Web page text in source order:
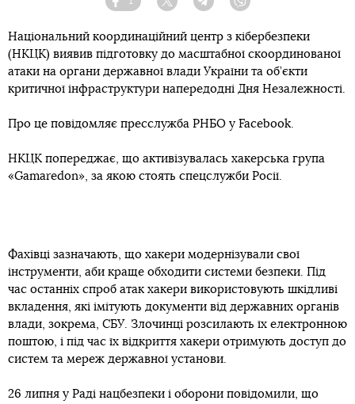
Facebook Twitter TelegramViber
Національний координаційний центр з кібербезпеки
(НКЦК) виявив підготовку до масштабної скоординованої
атаки на органи державної влади України та об’єкти
критичної інфраструктури напередодні Дня Незалежності.
Про це повідомляє пресслужба РНБО у Facebook.
НКЦК попереджає, що активізувалась хакерська група
«Gamaredon», за якою стоять спецслужби Росії.
Фахівці зазначають, що хакери модернізували свої
інструменти, аби краще обходити системи безпеки. Під
час останніх спроб атак хакери використовують шкідливі
вкладення, які імітують документи від державних органів
влади, зокрема, СБУ. Злочинці розсилають їх електронною
поштою, і під час їх відкриття хакери отримують доступ до
систем та мереж державної установи.
26 липня у Раді нацбезпеки і оборони повідомили, що